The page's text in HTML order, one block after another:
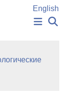
English